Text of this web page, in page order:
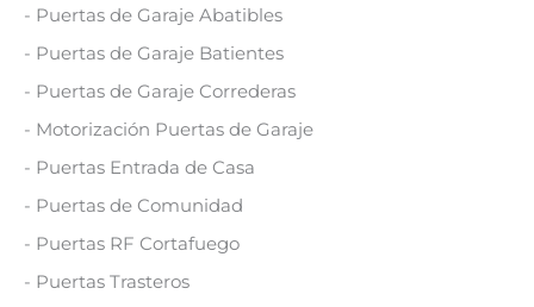
- Puertas de Garaje Abatibles
- Puertas de Garaje Batientes
- Puertas de Garaje Correderas
- Motorización Puertas de Garaje
- Puertas Entrada de Casa
- Puertas de Comunidad
- Puertas RF Cortafuego
- Puertas Trasteros